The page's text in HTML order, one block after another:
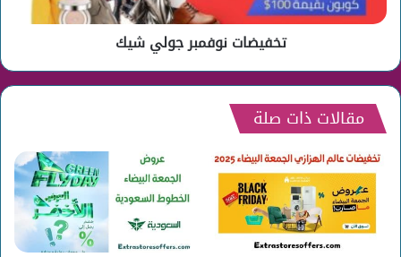
تخفيضات نوفمبر جولي شيك
مقالات ذات صلة